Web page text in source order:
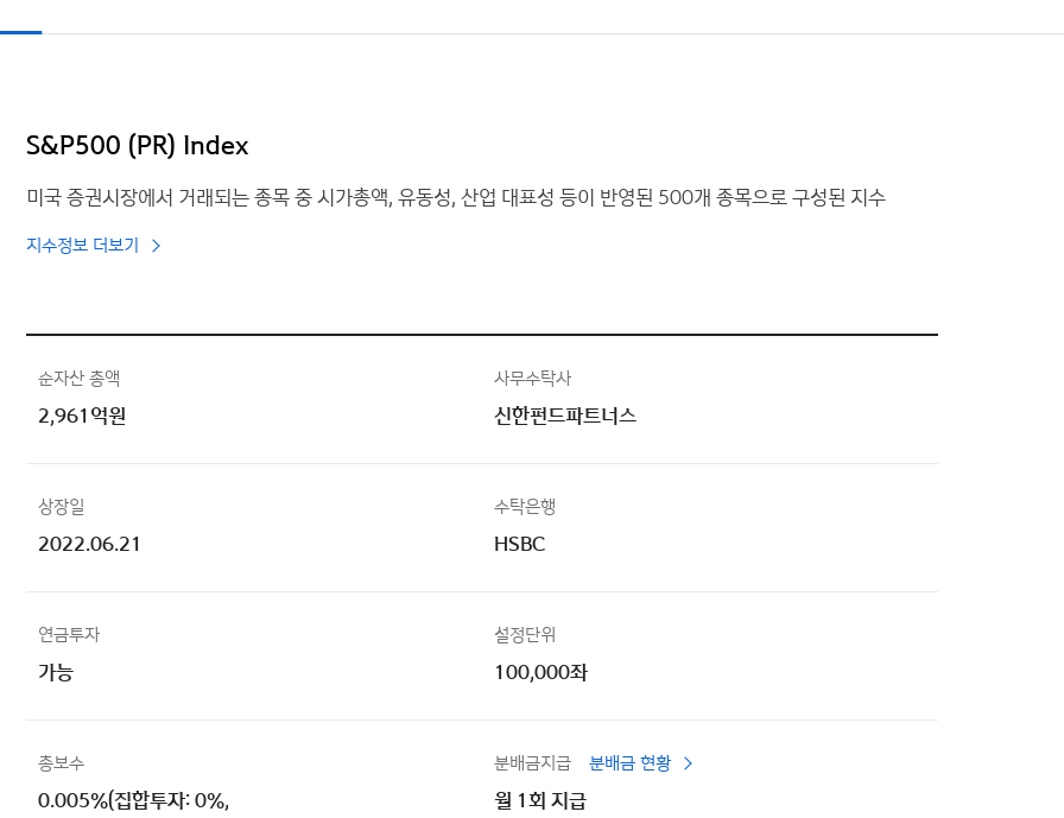
S&P500 (PR) Index
미국 증권시장에서 거래되는 종목 중 시가총액, 유동성, 산업 대표성 등이 반영된 500개 종목으로 구성된 지수
지수정보 더보기
순자산 총액
2,961억원
사무수탁사
신한펀드파트너스
상장일
2022.06.21
수탁은행
HSBC
연금투자
가능
설정단위
100,000좌
총보수
0.005%(집합투자: 0%,
분배금지급 분배금 현황
월 1회 지급